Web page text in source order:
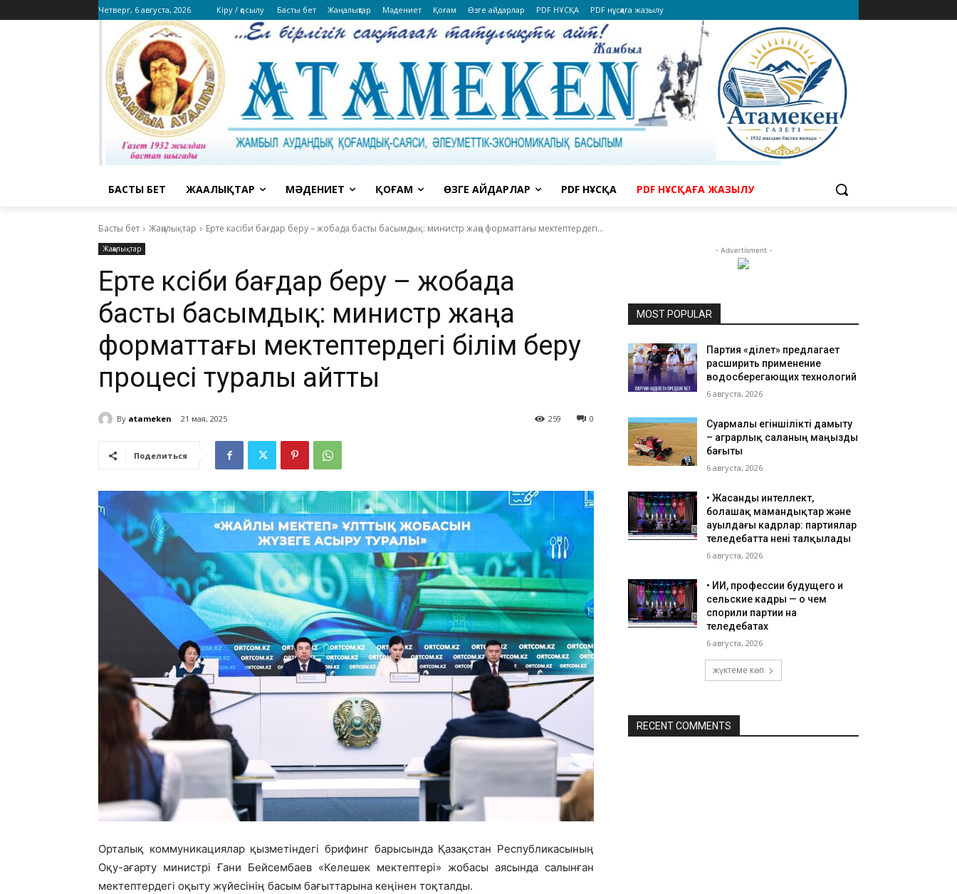
Четверг, 6 августа, 2026 Кіру / қосылу Басты бет Жаңалықтар Мәдениет Қоғам Өзге айдарлар PDF НҰСҚА PDF нұсқаға жазылу
БАСТЫ БЕТ ЖАҢАЛЫҚТАР МӘДЕНИЕТ ҚОҒАМ ӨЗГЕ АЙДАРЛАР PDF НҰСҚА PDF НҰСҚАҒА ЖАЗЫЛУ
Басты бет Жаңалықтар Ерте кәсіби бағдар беру – жобада басты басымдық: министр жаңа форматтағы мектептердегі...
Жаңалықтар
Ерте кәсіби бағдар беру – жобада
басты басымдық: министр жаңа
форматтағы мектептердегі білім беру
процесі туралы айтты
By atameken 21 мая, 2025 0
259
Поделиться
Орталық коммуникациялар қызметіндегі брифинг барысында Қазақстан Республикасының
Оқу-ағарту министрі Ғани Бейсембаев «Келешек мектептері» жобасы аясында салынған
мектептердегі оқыту жүйесінің басым бағыттарына кеңінен тоқталды.
- Advertisment -
MOST POPULAR
Партия «Әділет» предлагает
расширить применение
водосберегающих технологий
6 августа, 2026
Суармалы егіншілікті дамыту
– аграрлық саланың маңызды
бағыты
6 августа, 2026
• ⁠Жасанды интеллект,
болашақ мамандықтар және
ауылдағы кадрлар: партиялар
теледебатта нені талқылады
6 августа, 2026
•⁠ ⁠ИИ, профессии будущего и
сельские кадры — о чем
спорили партии на
теледебатах
6 августа, 2026
жүктеме көп
RECENT COMMENTS